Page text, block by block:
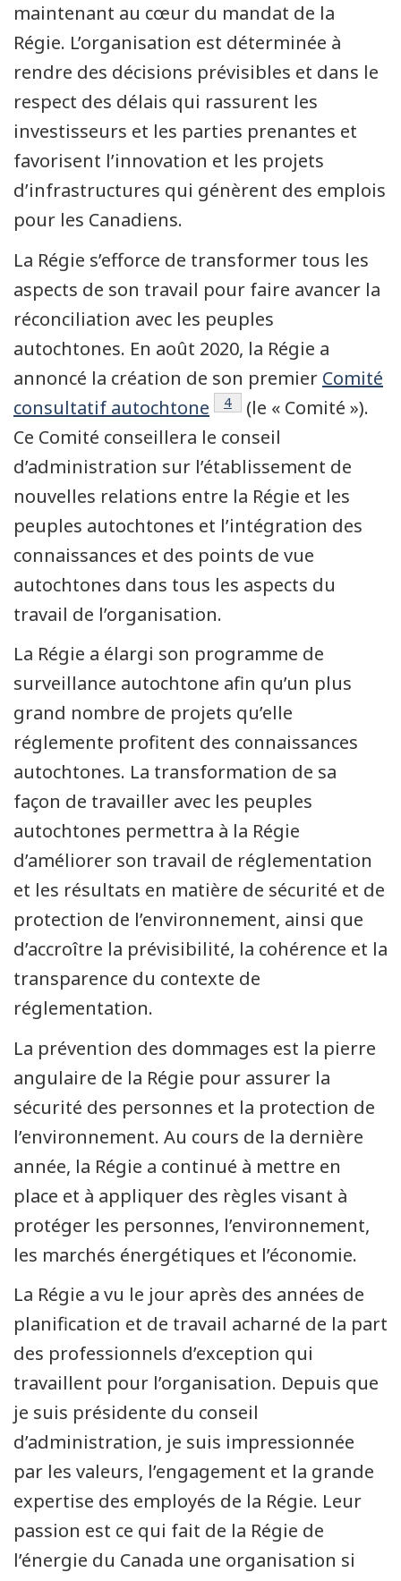
maintenant au cœur du mandat de la
Régie. L’organisation est déterminée à
rendre des décisions prévisibles et dans le
respect des délais qui rassurent les
investisseurs et les parties prenantes et
favorisent l’innovation et les projets
d’infrastructures qui génèrent des emplois
pour les Canadiens.
La Régie s’efforce de transformer tous les
aspects de son travail pour faire avancer la
réconciliation avec les peuples
autochtones. En août 2020, la Régie a
annoncé la création de son premier Comité
consultatif autochtone
Note de bas de page
4
(le « Comité »).
Ce Comité conseillera le conseil
d’administration sur l’établissement de
nouvelles relations entre la Régie et les
peuples autochtones et l’intégration des
connaissances et des points de vue
autochtones dans tous les aspects du
travail de l’organisation.
La Régie a élargi son programme de
surveillance autochtone afin qu’un plus
grand nombre de projets qu’elle
réglemente profitent des connaissances
autochtones. La transformation de sa
façon de travailler avec les peuples
autochtones permettra à la Régie
d’améliorer son travail de réglementation
et les résultats en matière de sécurité et de
protection de l’environnement, ainsi que
d’accroître la prévisibilité, la cohérence et la
transparence du contexte de
réglementation.
La prévention des dommages est la pierre
angulaire de la Régie pour assurer la
sécurité des personnes et la protection de
l’environnement. Au cours de la dernière
année, la Régie a continué à mettre en
place et à appliquer des règles visant à
protéger les personnes, l’environnement,
les marchés énergétiques et l’économie.
La Régie a vu le jour après des années de
planification et de travail acharné de la part
des professionnels d’exception qui
travaillent pour l’organisation. Depuis que
je suis présidente du conseil
d’administration, je suis impressionnée
par les valeurs, l’engagement et la grande
expertise des employés de la Régie. Leur
passion est ce qui fait de la Régie de
l’énergie du Canada une organisation si